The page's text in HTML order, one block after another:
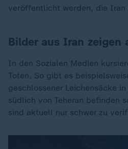
veröffentlicht werden, die Iran
Bilder aus Iran zeigen
In den Sozialen Medien
Toten. So gibt es
geschlossener Leichensäcke
südlich von Teheran befinden
sind aktuell nur schwer zu